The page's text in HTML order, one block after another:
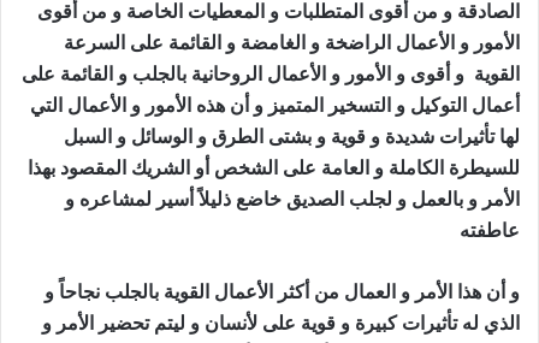
الصادقة و من أقوى المتطلبات و المعطيات الخاصة و من أقوى
الأمور و الأعمال الراضخة و الغامضة و القائمة على السرعة
القوية و أقوى و الأمور و الأعمال الروحانية بالجلب و القائمة على
أعمال التوكيل و التسخير المتميز و أن هذه الأمور و الأعمال التي
لها تأثيرات شديدة و قوية و بشتى الطرق و الوسائل و السبل
للسيطرة الكاملة و العامة على الشخص أو الشريك المقصود بهذا
الأمر و بالعمل و لجلب الصديق خاضع ذليلاً أسير لمشاعره و
عاطفته
و أن هذا الأمر و العمال من أكثر الأعمال القوية بالجلب نجاحاً و
الذي له تأثيرات كبيرة و قوية على لأنسان و ليتم تحضير الأمر و